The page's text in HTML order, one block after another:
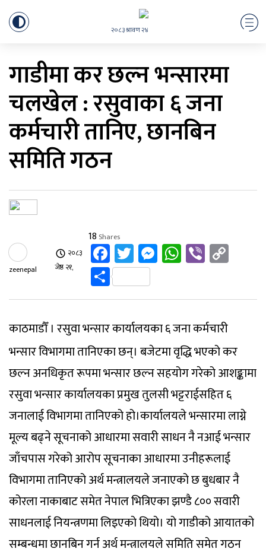
२०८३ श्रावण २४
गाडीमा कर छल्न भन्सारमा
चलखेल : रसुवाका ६ जना
कर्मचारी तानिए, छानबिन
समिति गठन
zeenepal
२०८३
जेष्ठ २१,
18 Shares
Facebook
Twitter
Messenger
WhatsApp
Viber
Link
Share
काठमाडौँ । रसुवा भन्सार कार्यालयका ६ जना कर्मचारी
भन्सार विभागमा तानिएका छन्। बजेटमा वृद्धि भएको कर
छल्न अनधिकृत रूपमा भन्सार छल्न सहयोग गरेको आशङ्कामा
रसुवा भन्सार कार्यालयका प्रमुख तुलसी भट्टराईसहित ६
जनालाई विभागमा तानिएको हो।कार्यालयले भन्सारमा लाग्ने
मूल्य बढ्ने सूचनाको आधारमा सवारी साधन नै नआई भन्सार
जाँचपास गरेको आरोप सूचनाका आधारमा उनीहरूलाई
विभागमा तानिएको अर्थ मन्त्रालयले जनाएको छ बुधबार नै
कोरला नाकाबाट समेत नेपाल भित्रिएका झण्डै ८०० सवारी
साधनलाई नियन्त्रणमा लिइएको थियो। यो गाडीको आयातको
सम्बन्धमा छानबिन गर्न अर्थ मन्त्रालयले समिति समेत गठन